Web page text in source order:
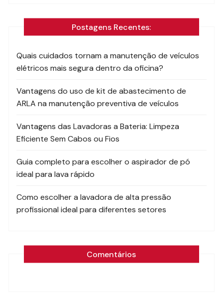
Postagens Recentes:
Quais cuidados tornam a manutenção de veículos
elétricos mais segura dentro da oficina?
Vantagens do uso de kit de abastecimento de
ARLA na manutenção preventiva de veículos
Vantagens das Lavadoras a Bateria: Limpeza
Eficiente Sem Cabos ou Fios
Guia completo para escolher o aspirador de pó
ideal para lava rápido
Como escolher a lavadora de alta pressão
profissional ideal para diferentes setores
Comentários